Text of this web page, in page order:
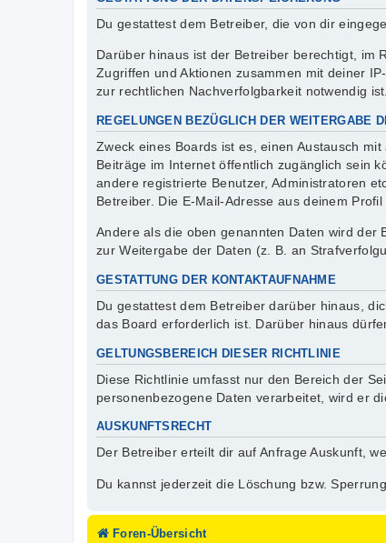
Du gestattest dem Betreiber, die von dir
Darüber hinaus ist der Betreiber berechtigt, im
Zugriffen und Aktionen zusammen mit deiner
zur rechtlichen Nachverfolgbarkeit notwendig ist.
REGELUNGEN BEZÜGLICH DER WEITERGABE
Zweck eines Boards ist es, einen Austausch
Beiträge im Internet öffentlich zugänglich sein
andere registrierte Benutzer, Administratoren
Betreiber. Die E-Mail-Adresse aus deinem
Andere als die oben genannten Daten wird
zur Weitergabe der Daten (z. B. an
GESTATTUNG DER KONTAKTAUFNAHME
Du gestattest dem Betreiber darüber hinaus,
das Board erforderlich ist. Darüber hinaus
GELTUNGSBEREICH DIESER RICHTLINIE
Diese Richtlinie umfasst nur den Bereich der
personenbezogene Daten verarbeitet, wird er
AUSKUNFTSRECHT
Der Betreiber erteilt dir auf Anfrage Auskunft,
Du kannst jederzeit die Löschung bzw.
Foren-Übersicht